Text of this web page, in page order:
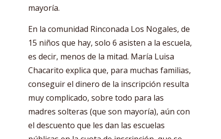
mayoría.
En la comunidad Rinconada Los Nogales, de
15 niños que hay, solo 6 asisten a la escuela,
es decir, menos de la mitad. María Luisa
Chacarito explica que, para muchas familias,
conseguir el dinero de la inscripción resulta
muy complicado, sobre todo para las
madres solteras (que son mayoría), aún con
el descuento que les dan las escuelas